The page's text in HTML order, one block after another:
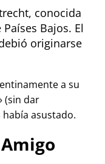
conocida
Bajos. El
originarse
a su
(sin dar
había asustado.